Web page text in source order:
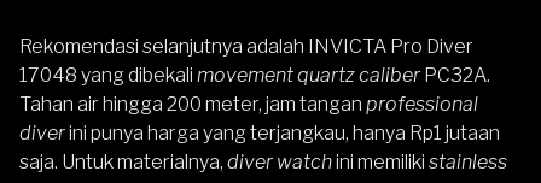
Rekomendasi selanjutnya adalah
INVICTA Pro Diver
17048 yang dibekali movement quartzcaliber PC32A.
Tahan air hingga 200 meter, jam tangan professional
diverini punya harga yang terjangkau, hanya Rp1 jutaan
saja. Untuk materialnya, diver watchini memiliki stainless